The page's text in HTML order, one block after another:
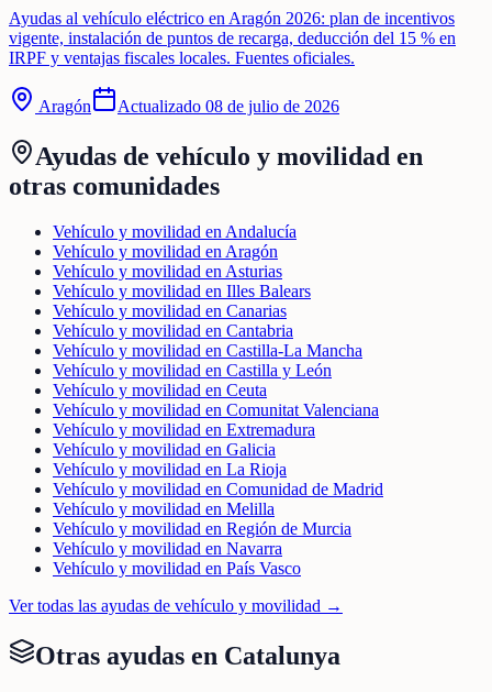
Ayudas al vehículo eléctrico en Aragón 2026: plan de incentivos
vigente, instalación de puntos de recarga, deducción del 15 % en
IRPF y ventajas fiscales locales. Fuentes oficiales.
Aragón Actualizado 08 de julio de 2026
Ayudas de vehículo y movilidad en
otras comunidades
Vehículo y movilidad en Andalucía
Vehículo y movilidad en Aragón
Vehículo y movilidad en Asturias
Vehículo y movilidad en Illes Balears
Vehículo y movilidad en Canarias
Vehículo y movilidad en Cantabria
Vehículo y movilidad en Castilla-La Mancha
Vehículo y movilidad en Castilla y León
Vehículo y movilidad en Ceuta
Vehículo y movilidad en Comunitat Valenciana
Vehículo y movilidad en Extremadura
Vehículo y movilidad en Galicia
Vehículo y movilidad en La Rioja
Vehículo y movilidad en Comunidad de Madrid
Vehículo y movilidad en Melilla
Vehículo y movilidad en Región de Murcia
Vehículo y movilidad en Navarra
Vehículo y movilidad en País Vasco
Ver todas las ayudas de vehículo y movilidad →
Otras ayudas en Catalunya